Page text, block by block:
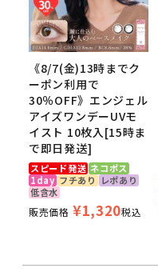
＜アクセントブラック -
髪が暗い方や黒目さん
「黒カラコン＝宇宙人
この黒カラコンは瞳に
黒色のカラコンの種類
商品スペック
商品名
販売名
《8/7(金)13時までク
ーポン利用で
30％OFF》エンジェル
アイズワンデーUVモ
イスト 10枚入[15時ま
で即日発送]
スピード発送 ネコポス
1day フチあり
レポあり
低含水
販売価格 ¥1,320税込